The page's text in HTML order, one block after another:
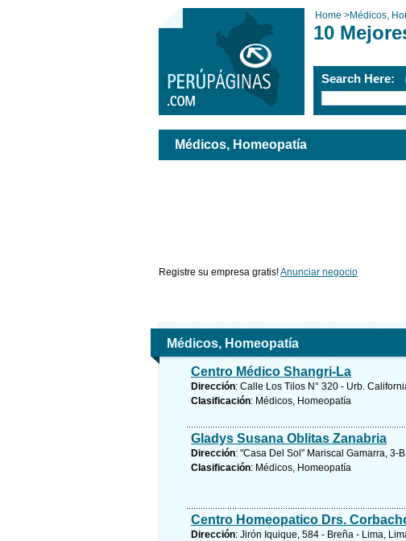
Home >Médicos,
10
Search Here:
Médicos, Homeopatía
Registre su empresa gratis!Anunciar negocio
Médicos, Homeopatía
Centro Médico Shangri-La
Dirección: Calle Los Tilos N° 320 - Urb.
Clasificación: Médicos, Homeopatía
Gladys Susana Oblitas Zanabria
Dirección: "Casa Del Sol" Mariscal Gamarra, 3-
Clasificación: Médicos, Homeopatía
Centro Homeopatico Drs.
Dirección: Jirón Iquique, 584 - Breña - Lima,